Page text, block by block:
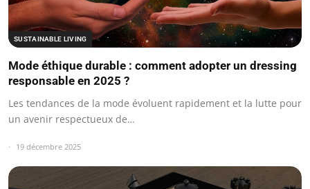
SUSTAINABLE LIVING
Mode éthique durable : comment adopter un dressing
responsable en 2025 ?
Les tendances de la mode évoluent rapidement et la lutte pour
un avenir respectueux de…
19 décembre 2025